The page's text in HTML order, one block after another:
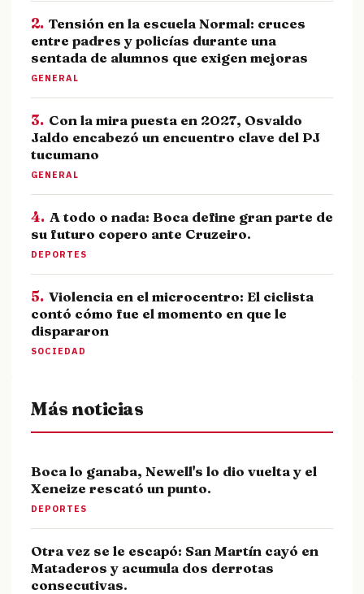
2. Tensión en la escuela Normal: cruces
entre padres y policías durante una
sentada de alumnos que exigen mejoras
GENERAL
3. Con la mira puesta en 2027, Osvaldo
Jaldo encabezó un encuentro clave del PJ
tucumano
GENERAL
4. A todo o nada: Boca define gran parte de
su futuro copero ante Cruzeiro.
DEPORTES
5. Violencia en el microcentro: El ciclista
contó cómo fue el momento en que le
dispararon
SOCIEDAD
Más noticias
Boca lo ganaba, Newell's lo dio vuelta y el
Xeneize rescató un punto.
DEPORTES
Otra vez se le escapó: San Martín cayó en
Mataderos y acumula dos derrotas
consecutivas.